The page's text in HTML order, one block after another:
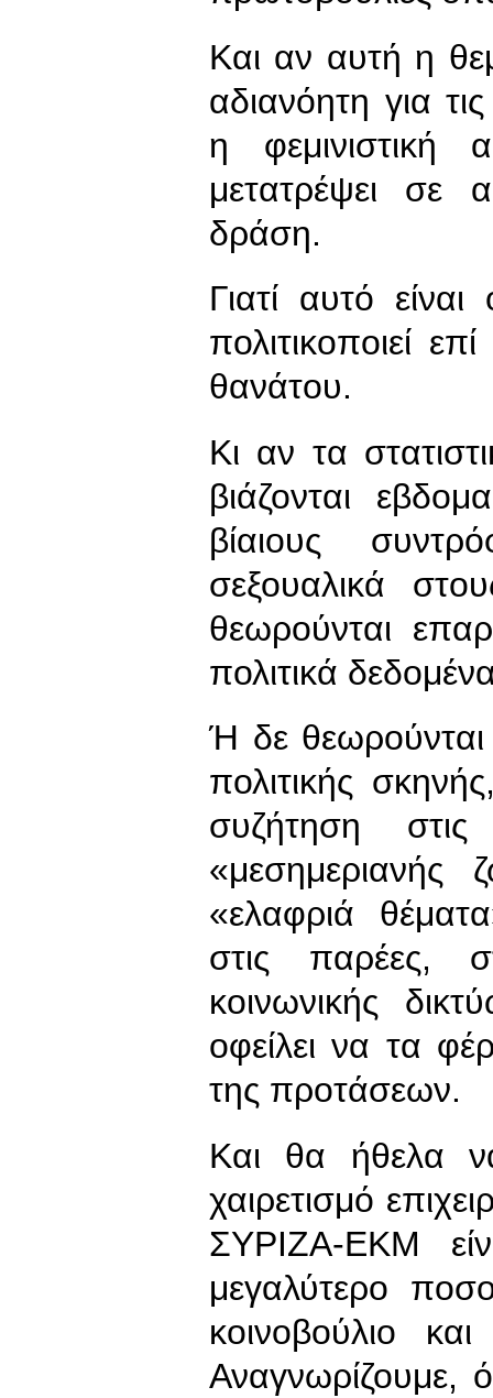
Και αν αυτή η
αδιανόητη για
η φεμινιστική
μετατρέψει σε
δράση.
Γιατί αυτό
πολιτικοποιεί
θανάτου.
Κι αν τα
βιάζονται
βίαιους
σεξουαλικά
θεωρούνται
πολιτικά
Ή δε θεωρούνται
πολιτικής
συζήτηση
«μεσημεριανής
«ελαφριά
στις παρέες,
κοινωνικής
οφείλει να τα
της προτάσεων.
Και θα ήθελα
χαιρετισμό
ΣΥΡΙΖΑ-ΕΚΜ
μεγαλύτερο
κοινοβούλιο
Αναγνωρίζουμε,